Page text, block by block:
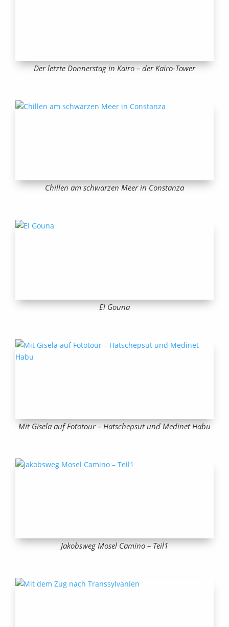
Der letzte Donnerstag in Kairo – der Kairo-Tower
Chillen am schwarzen Meer in Constanza
El Gouna
Mit Gisela auf Fototour – Hatschepsut und Medinet Habu
Jakobsweg Mosel Camino – Teil1